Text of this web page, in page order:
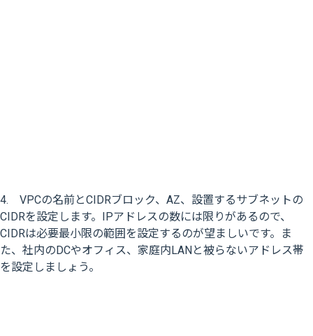
4. VPCの名前とCIDRブロック、AZ、設置するサブネットの
CIDRを設定します。IPアドレスの数には限りがあるので、
CIDRは必要最小限の範囲を設定するのが望ましいです。ま
た、社内のDCやオフィス、家庭内LANと被らないアドレス帯
を設定しましょう。